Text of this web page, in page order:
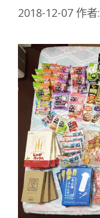
2018-12-07 作者: